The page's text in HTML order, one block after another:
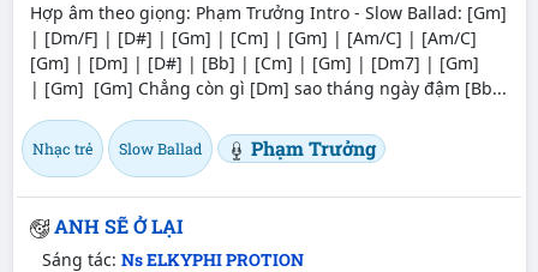
Hợp âm theo giọng: Phạm Trưởng Intro - Slow Ballad: [Gm]
| [Dm/F] | [D#] | [Gm] | [Cm] | [Gm] | [Am/C] | [Am/C]
[Gm] | [Dm] | [D#] | [Bb] | [Cm] | [Gm] | [Dm7] | [Gm]
| [Gm] [Gm] Chẳng còn gì [Dm] sao tháng ngày đậm [Bb...
Nhạc trẻ Slow Ballad Phạm Trưởng
ANH SẼ Ở LẠI
Sáng tác: Ns ELKYPHI PROTION